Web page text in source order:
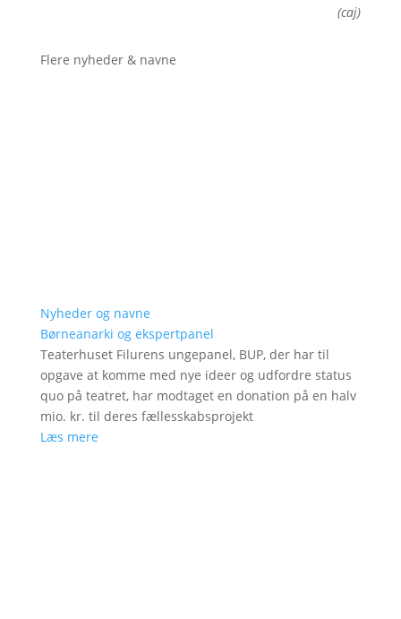
(caj)
Flere nyheder & navne
Nyheder og navne
Børneanarki og ekspertpanel
Teaterhuset Filurens ungepanel, BUP, der har til
opgave at komme med nye ideer og udfordre status
quo på teatret, har modtaget en donation på en halv
mio. kr. til deres fællesskabsprojekt
Læs mere